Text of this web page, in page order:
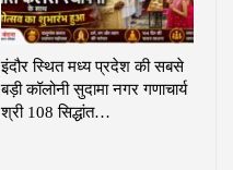
इंदौर स्थित मध्य प्रदेश की सबसे
बड़ी कॉलोनी सुदामा नगर गणाचार्य
श्री 108 सिद्धांत…